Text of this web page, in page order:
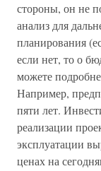
стороны, он не
анализ для
планирования
если нет, то о
можете
Например,
пяти лет.
реализации
эксплуатации
ценах на